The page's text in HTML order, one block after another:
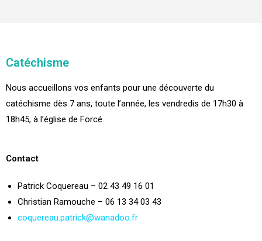
Catéchisme
Nous accueillons vos enfants pour une découverte du
catéchisme dès 7 ans, toute l’année, les vendredis de 17h30 à
18h45, à l’église de Forcé.
Contact
Patrick Coquereau – 02 43 49 16 01
Christian Ramouche – 06 13 34 03 43
coquereau.patrick@wanadoo.fr